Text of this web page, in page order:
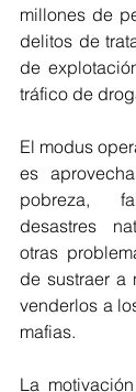
millones de
delitos de
de
tráfico de
El modus
es
pobreza,
desastres
otras
de sustraer a
venderlos a
mafias.
La